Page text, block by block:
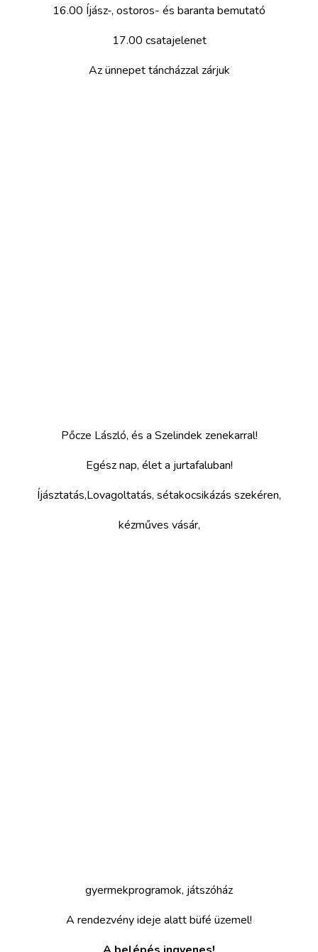
16.00 Íjász-, ostoros- és baranta bemutató
17.00 csatajelenet
Az ünnepet táncházzal zárjuk
Pőcze László, és a Szelindek zenekarral!
Egész nap, élet a jurtafaluban!
Íjásztatás,Lovagoltatás, sétakocsikázás szekéren,
kézműves vásár,
gyermekprogramok, játszóház
A rendezvény ideje alatt büfé üzemel!